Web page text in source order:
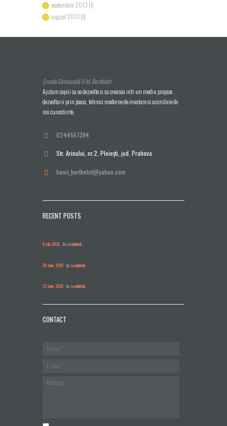
septembrie 2013 (1)
august 2013 (1)
Școala Gimnazială H.M. Berthelot
Ajutam copiii sa se dezvolte si sa creasca intr-un mediu propice
dezvoltarii prin joaca, tehnici moderne de invatare si asimilare de
noi cunostiinte.
0244567394
Str. Arinului, nr.2, Ploieşti, jud. Prahova
henri_berthelot@yahoo.com
RECENT POSTS
8 July 2026 by scoalahmb
30 June 2026 by scoalahmb
23 June 2026 by scoalahmb
CONTACT